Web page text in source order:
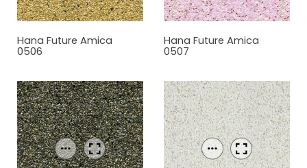
Hana Future Amica
0506
Hana Future Amica
0507